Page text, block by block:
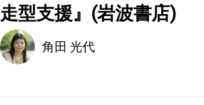
走型支援』(岩波書店)
角田 光代